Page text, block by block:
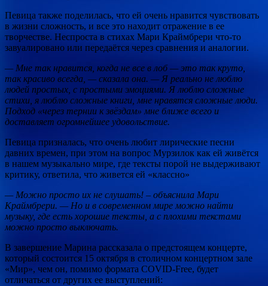
Певица также поделилась, что ей очень нравится чувствовать
в жизни сложность, и все это находит отражение в ее
творчестве. Неспроста в стихах Мари Краймбрери что-то
завуалировано или передаётся через сравнения и аналогии.
— Мне так нравится, когда не все в лоб — это так круто,
так красиво всегда, — сказала она. — Я реально не люблю
людей простых, с простыми эмоциями. Я люблю сложные
стихи, я люблю сложные книги, мне нравятся сложные люди.
Подход «через тернии к звёздам» мне ближе всего и
доставляет огромнейшее удовольствие.
Певица призналась, что очень любит лирические песни
давних времен, при этом на вопрос Мурзилок как ей живётся
в нашем музыкально мире, где тексты порой не выдерживают
критику, ответила, что живется ей «классно»
— Можно просто их не слушать! – объяснила Мари
Краймбрери. — Но и в современном мире можно найти
музыку, где есть хорошие тексты, а с плохими текстами
можно просто выключать.
В завершение Марина рассказала о предстоящем концерте,
который состоится 15 октября в столичном концертном зале
«Мир», чем он, помимо формата COVID-Free, будет
отличаться от других ее выступлений: